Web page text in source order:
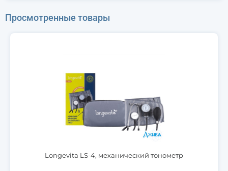
Просмотренные товары
Longevita LS-4, механический тонометр